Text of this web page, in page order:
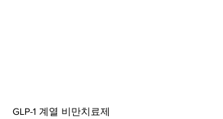
GLP-1 계열 비만치료제